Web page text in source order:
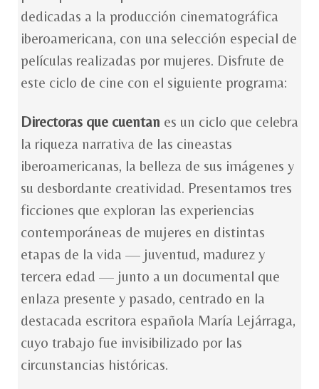
dedicadas a la producción cinematográfica
iberoamericana, con una selección especial de
películas realizadas por mujeres. Disfrute de
este ciclo de cine con el siguiente programa:
Directoras que cuentan es un ciclo que celebra
la riqueza narrativa de las cineastas
iberoamericanas, la belleza de sus imágenes y
su desbordante creatividad. Presentamos tres
ficciones que exploran las experiencias
contemporáneas de mujeres en distintas
etapas de la vida — juventud, madurez y
tercera edad — junto a un documental que
enlaza presente y pasado, centrado en la
destacada escritora española María Lejárraga,
cuyo trabajo fue invisibilizado por las
circunstancias históricas.